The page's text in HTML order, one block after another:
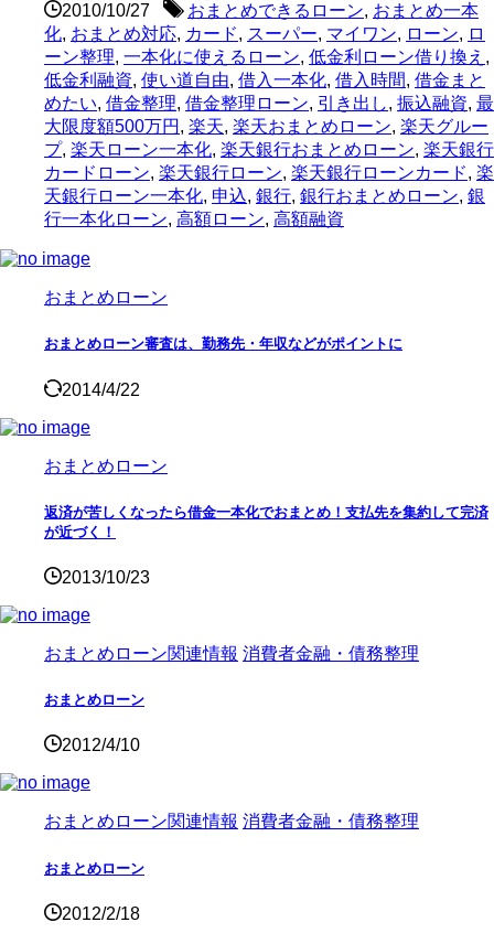
2010/10/27 おまとめできるローン, おまとめ一本
化, おまとめ対応, カード, スーパー, マイワン, ローン, ロ
ーン整理, 一本化に使えるローン, 低金利ローン借り換え ,
低金利融資, 使い道自由, 借入一本化, 借入時間, 借金まと
めたい, 借金整理, 借金整理ローン, 引き出し, 振込融資, 最
大限度額500万円 , 楽天, 楽天おまとめローン, 楽天グルー
プ, 楽天ローン一本化, 楽天銀行おまとめローン, 楽天銀行
カードローン, 楽天銀行ローン, 楽天銀行ローンカード, 楽
天銀行ローン一本化, 申込, 銀行, 銀行おまとめローン, 銀
行一本化ローン, 高額ローン, 高額融資
おまとめローン
おまとめローン審査は、勤務先・年収などがポイントに
2014/4/22
おまとめローン
返済が苦しくなったら借金一本化でおまとめ！支払先を集約して完済
が近づく！
2013/10/23
おまとめローン関連情報 消費者金融・債務整理
おまとめローン
2012/4/10
おまとめローン関連情報 消費者金融・債務整理
おまとめローン
2012/2/18